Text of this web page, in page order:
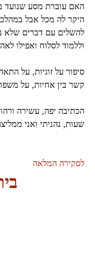
האם עוברת מסע שנועד
היקר לה מכל אבל
להשלים עם דברים שלא
וללמוד לסלוח ואפילו
סיפור על זוגיות, על
קשר בין אחיות, על
הכתיבה יפה, עשירה
שעות, נהניתי ואני
לסקירה המלאה